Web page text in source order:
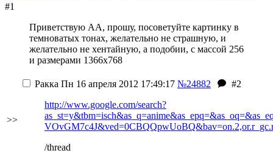
#1
Приветствую AA, прошу, посоветуйте картинку в
темноватых тонах, желательно не страшную, и
желательно не хентайную, а подобии, с массой 256
и размерами 1366х768
>>
Ракка Пн 16 апреля 2012 17:49:17 №24882
#2
http://www.google.com/search?
/thread